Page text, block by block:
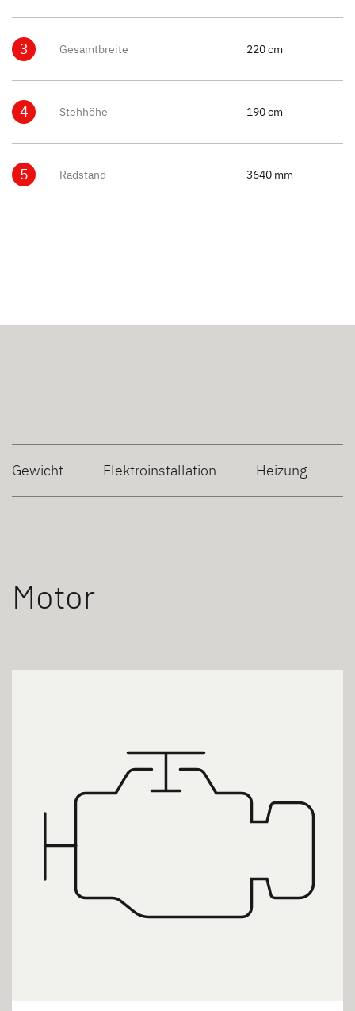
3 Gesamtbreite 220 cm
4 Stehhöhe 190 cm
5 Radstand 3640 mm
Gewicht Elektroinstallation Heizung
Motor